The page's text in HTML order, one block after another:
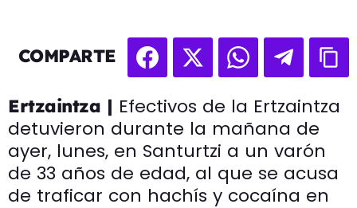
COMPARTE
Ertzaintza | Efectivos de la Ertzaintza
detuvieron durante la mañana de
ayer, lunes, en Santurtzi a un varón
de 33 años de edad, al que se acusa
de traficar con hachís y cocaína en